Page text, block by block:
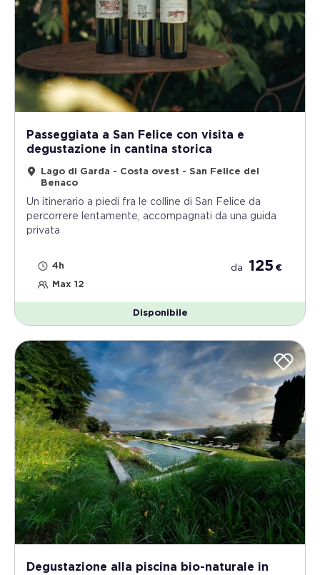
Passeggiata a San Felice con visita e
degustazione in cantina storica
Lago di Garda - Costa ovest - San Felice del
Benaco
Un itinerario a piedi fra le colline di San Felice da
percorrere lentamente, accompagnati da una guida
privata
4h
Max 12
da 125 €
Disponibile
Degustazione alla piscina bio-naturale in